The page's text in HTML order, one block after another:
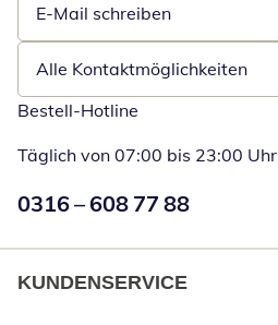
E-Mail schreiben
Öffnet E-Mail-Client
Alle Kontaktmöglichkeiten
Bestell-Hotline
Täglich von 07:00 bis 23:00 Uhr
Numéro de téléphone:
0316 – 608 77 88
KUNDENSERVICE